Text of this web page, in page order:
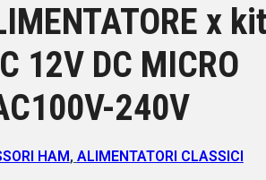
x
12V DC MICRO
240V
HAM, ALIMENTATORI CLASSICI